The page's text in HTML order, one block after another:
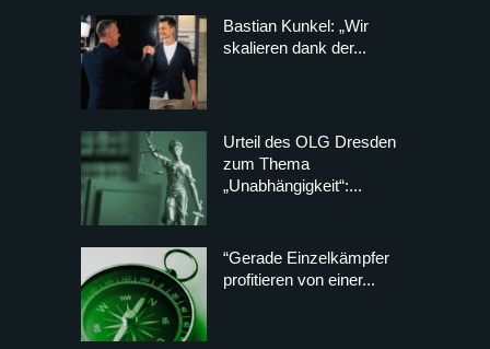
Bastian Kunkel: „Wir
skalieren dank der...
Urteil des OLG Dresden
zum Thema
„Unabhängigkeit“:...
“Gerade Einzelkämpfer
profitieren von einer...